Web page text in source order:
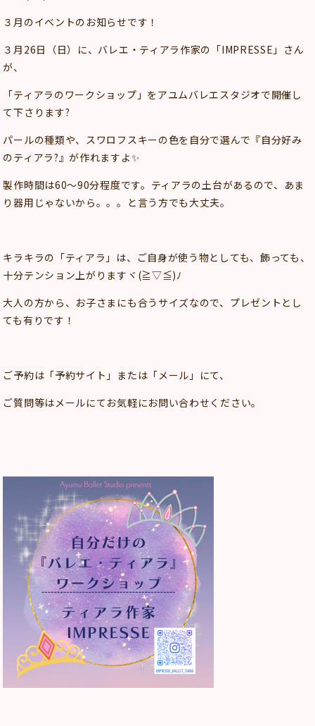
３月のイベントのお知らせです！
３月26日（日）に、バレエ・ティアラ作家の「IMPRESSE」さん
が、
「ティアラのワークショップ」をアユムバレエスタジオで開催し
て下さります?
パールの種類や、スワロフスキーの色を自分で選んで『自分好み
のティアラ?』が作れますよ✨
製作時間は60～90分程度です。ティアラの土台があるので、あま
り器用じゃないから。。。と言う方でも大丈夫。
キラキラの「ティアラ」は、ご自身が使う物としても、飾っても、
十分テンション上がりますヾ(≧▽≦)ﾉ
大人の方から、お子さまにも合うサイズなので、プレゼントとし
ても有りです！
ご予約は「予約サイト」または「メール」にて、
ご質問等はメールにてお気軽にお問い合わせください。